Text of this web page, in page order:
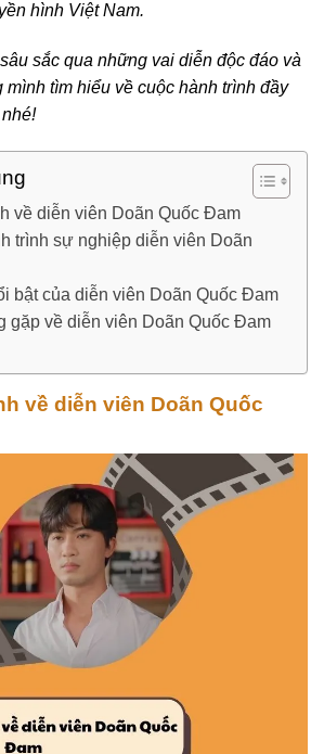
hình Việt Nam.
sắc qua những vai diễn độc đáo và
mình tìm hiểu về cuộc hành trình đầy
về diễn viên Doãn Quốc Đam
trình sự nghiệp diễn viên Doãn
bật của diễn viên Doãn Quốc Đam
gặp về diễn viên Doãn Quốc Đam
về diễn viên Doãn Quốc